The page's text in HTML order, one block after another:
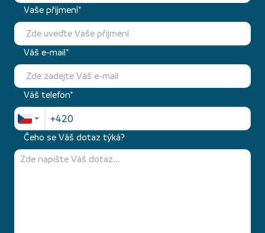
Vaše přijmení*
Váš e-mail*
Váš telefon*
Čeho se Váš dotaz týká?